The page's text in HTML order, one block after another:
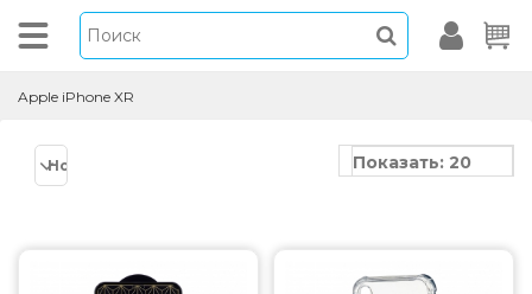
Apple iPhone XR
Новинки Показать: 20